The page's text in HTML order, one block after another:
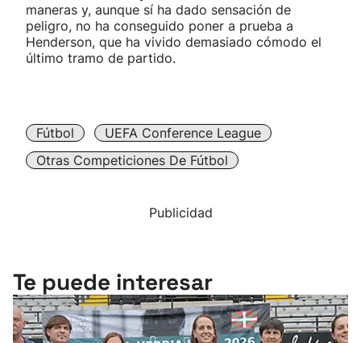
maneras y, aunque sí ha dado sensación de
peligro, no ha conseguido poner a prueba a
Henderson, que ha vivido demasiado cómodo el
último tramo de partido.
Fútbol
UEFA Conference League
Otras Competiciones De Fútbol
Publicidad
Te puede interesar